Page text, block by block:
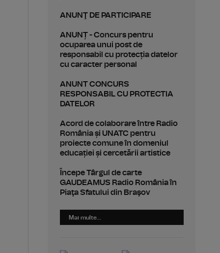
ANUNŢ DE PARTICIPARE
ANUNȚ - Concurs pentru
ocuparea unui post de
responsabil cu protecția datelor
cu caracter personal
ANUNT CONCURS
RESPONSABIL CU PROTECTIA
DATELOR
Acord de colaborare între Radio
România și UNATC pentru
proiecte comune în domeniul
educației și cercetării artistice
Începe Târgul de carte
GAUDEAMUS Radio România în
Piaţa Sfatului din Braşov
Mai multe...